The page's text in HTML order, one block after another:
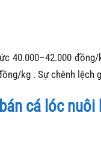
40.000–42.000
kg. Sự chênh lệch
cá lóc nuôi